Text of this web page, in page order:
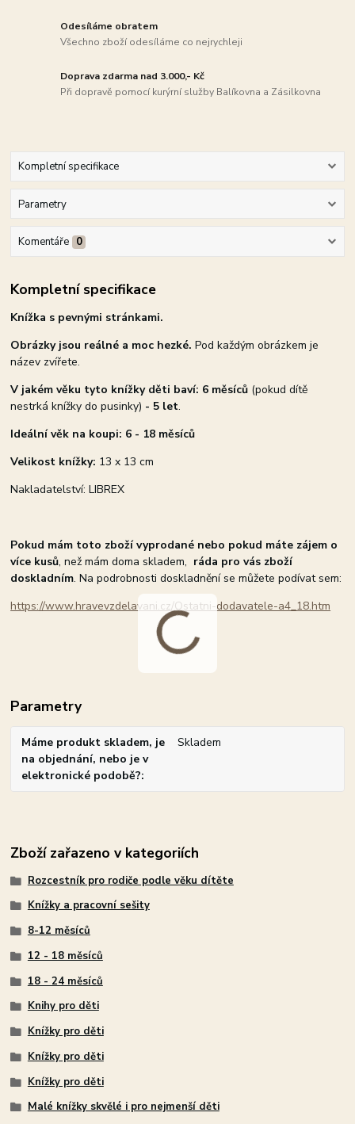
Odesíláme obratem
Všechno zboží odesíláme co nejrychleji
Doprava zdarma nad 3.000,- Kč
Při dopravě pomocí kurýrní služby Balíkovna a Zásilkovna
Kompletní specifikace
Parametry
Komentáře 0
Kompletní specifikace
Knížka s pevnými stránkami.
Obrázky jsou reálné a moc hezké. Pod každým obrázkem je
název zvířete.
V jakém věku tyto knížky děti baví: 6 měsíců (pokud dítě
nestrká knížky do pusinky) - 5 let.
Ideální věk na koupi: 6 - 18 měsíců
Velikost knížky: 13 x 13 cm
Nakladatelství: LIBREX
Pokud mám toto zboží vyprodané nebo pokud máte zájem o
více kusů, než mám doma skladem, ráda pro vás zboží
doskladním. Na podrobnosti doskladnění se můžete podívat sem:
https://www.hravevzdelavani.cz/Ostatni-dodavatele-a4_18.htm
Parametry
Máme produkt skladem, je
na objednání, nebo je v
elektronické podobě?
Skladem
Zboží zařazeno v kategoriích
Rozcestník pro rodiče podle věku dítěte
Knížky a pracovní sešity
8-12 měsíců
12 - 18 měsíců
18 - 24 měsíců
Knihy pro děti
Knížky pro děti
Knížky pro děti
Knížky pro děti
Malé knížky skvělé i pro nejmenší děti